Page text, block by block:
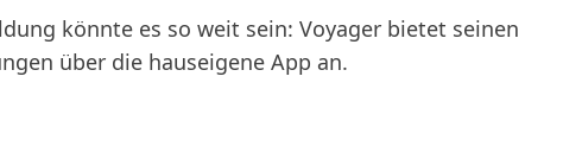
könnte es so weit sein: Voyager bietet seinen
über die hauseigene App an.